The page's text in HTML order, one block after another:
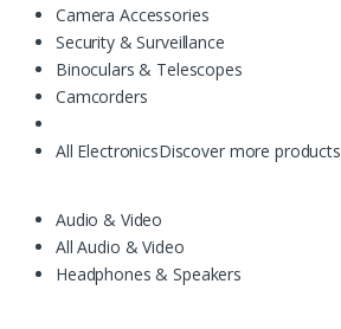
Camera Accessories
Security & Surveillance
Binoculars & Telescopes
Camcorders
All ElectronicsDiscover more products
Audio & Video
All Audio & Video
Headphones & Speakers